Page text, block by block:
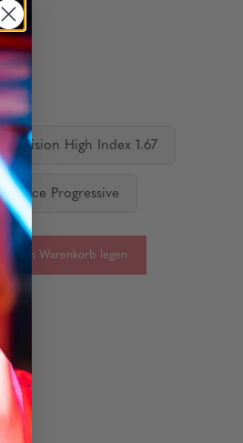
Vision High Index 1.67
Progressive
In den Warenkorb legen